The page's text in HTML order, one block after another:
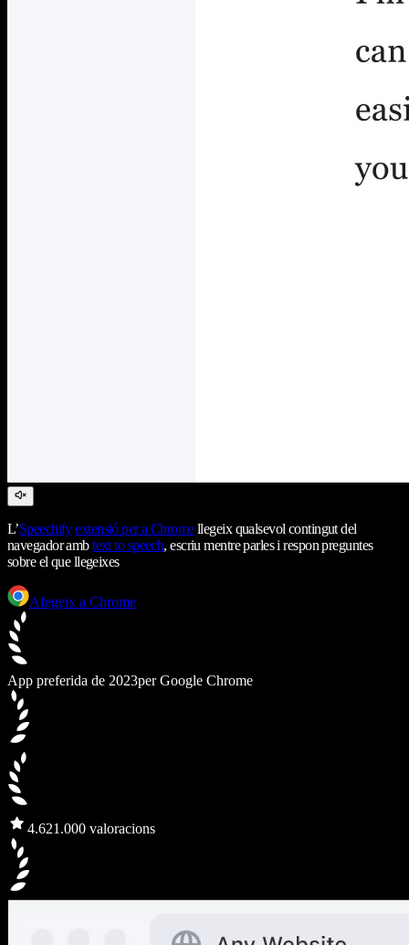
L’Speechify extensió per a Chromellegeix qualsevol contingut del
navegador ambtext to speech, escriu mentre parles i respon preguntes
sobre el que llegeixes
Afegeix a Chrome
App preferida de 2023per Google Chrome
4.621.000 valoracions